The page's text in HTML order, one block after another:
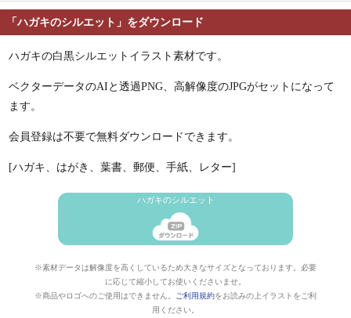
「ハガキのシルエット」をダウンロード
ハガキの白黒シルエットイラスト素材です。
ベクターデータのAIと透過PNG、高解像度のJPGがセットになって
ます。
会員登録は不要で無料ダウンロードできます。
[ハガキ、はがき、葉書、郵便、手紙、レター]
ハガキのシルエット
※素材データは解像度を高くしているため大きなサイズとなっております。必要
に応じて縮小してお使いくださいませ。
※商品やロゴへのご使用はできません。
ご利用規約をお読みの上イラストをご利
用ください。